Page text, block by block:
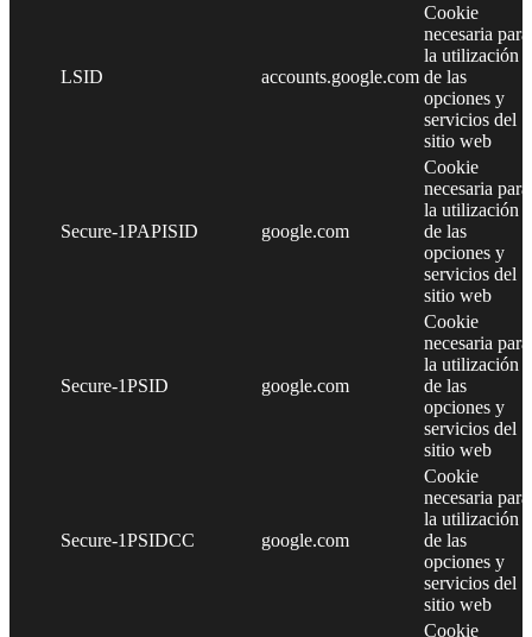
LSID accounts.google.com
Cookie
necesaria para
la utilización
de las
opciones y
servicios del
sitio web
Secure-1PAPISID google.com
Cookie
necesaria para
la utilización
de las
opciones y
servicios del
sitio web
Secure-1PSID google.com
Cookie
necesaria para
la utilización
de las
opciones y
servicios del
sitio web
Secure-1PSIDCC google.com
Cookie
necesaria para
la utilización
de las
opciones y
servicios del
sitio web
Cookie